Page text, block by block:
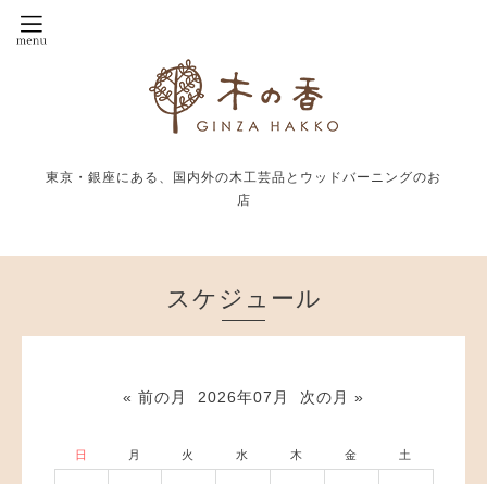
東京・銀座にある、国内外の木工芸品とウッドバーニングのお
店
スケジュール
« 前の月 2026年07月 次の月 »
日 月 火 水 木 金 土